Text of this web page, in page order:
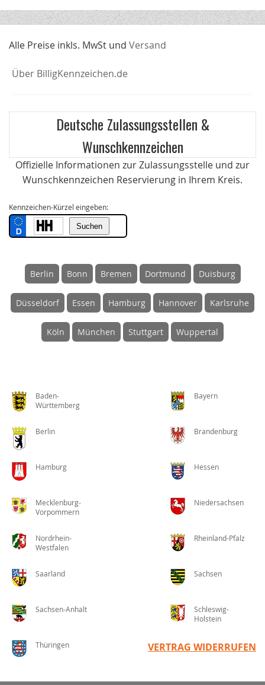
Alle Preise inkls. MwSt und Versand
Über BilligKennzeichen.de
Deutsche Zulassungsstellen &
Wunschkennzeichen
Offizielle Informationen zur Zulassungsstelle und zur
Wunschkennzeichen Reservierung in Ihrem Kreis.
Kennzeichen-Kürzel eingeben:
Berlin Bonn Bremen Dortmund Duisburg
Düsseldorf Essen Hamburg Hannover Karlsruhe
Köln München Stuttgart Wuppertal
Baden-
Württemberg
Bayern
Berlin Brandenburg
Hamburg Hessen
Mecklenburg-
Vorpommern
Niedersachsen
Nordrhein-
Westfalen
Rheinland-Pfalz
Saarland Sachsen
Sachsen-Anhalt
Schleswig-
Holstein
Thüringen VERTRAG WIDERRUFEN